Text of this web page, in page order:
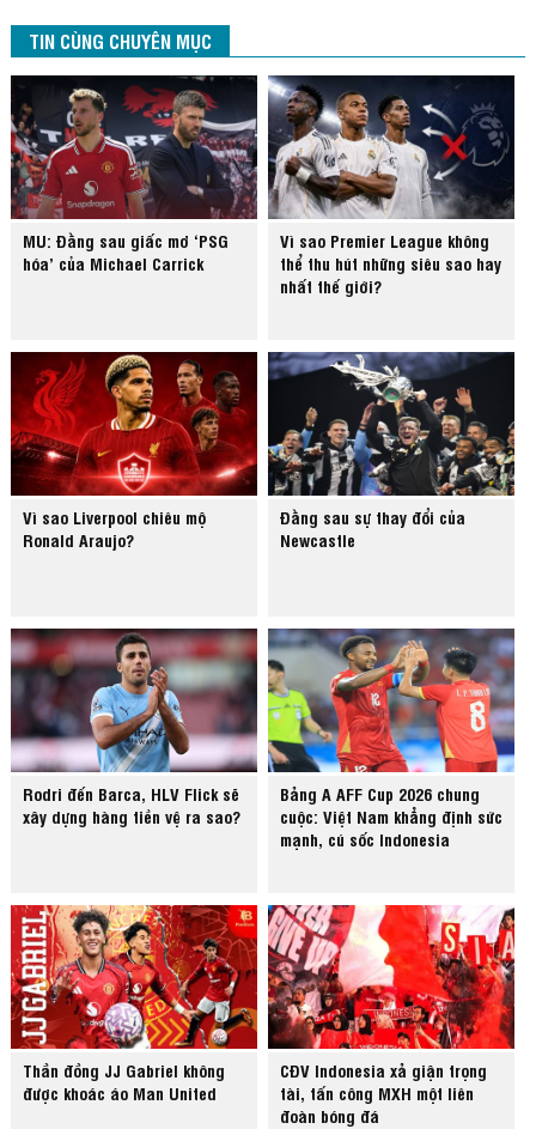
TIN CÙNG CHUYÊN MỤC
MU: Đằng sau giấc mơ ‘PSG
hóa’ của Michael Carrick
Vì sao Premier League không
thể thu hút những siêu sao hay
nhất thế giới?
Vì sao Liverpool chiêu mộ
Ronald Araujo?
Đằng sau sự thay đổi của
Newcastle
Rodri đến Barca, HLV Flick sẽ
xây dựng hàng tiền vệ ra sao?
Bảng A AFF Cup 2026 chung
cuộc: Việt Nam khẳng định sức
mạnh, cú sốc Indonesia
Thần đồng JJ Gabriel không
được khoác áo Man United
CĐV Indonesia xả giận trọng
tài, tấn công MXH một liên
đoàn bóng đá